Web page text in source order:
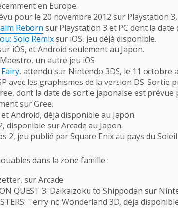
en Europe.
pour le 20 novembre 2012 sur Playstation 3,
Reborn sur Playstation 3 et PC dont la
Solo Remixsur iOS, jeu déjà disponible.
iOS, et Android seulement au Japon.
un autre jeu iOS
, attendu sur Nintendo 3DS, le 11 octobre
avec les graphismes de la version DS. Sortie
dont la date de sortie japonaise est prévue
sur Gree.
Android, déjà disponible au Japon.
disponible sur Arcade au Japon.
2, jeu publié par Square Enix au pays du
dans la zone famille :
sur Arcade
QUEST 3: Daikaizoku to Shippodan sur
Terry no Wonderland 3D, déja